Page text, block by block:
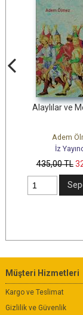
Mektepliler
TL
Ekle
Müşteri Hizmetleri
Kargo ve Teslimat
Gizlilik ve Güvenlik